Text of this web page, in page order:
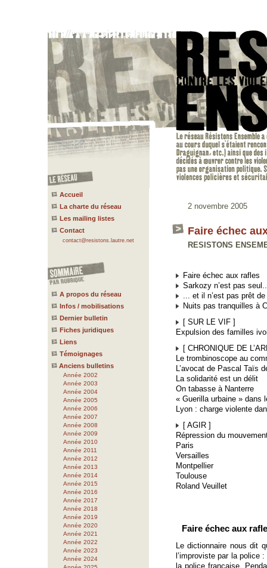
Accueil
La charte du réseau
Les mailing listes
Contact
contact@resistons.lautre.net
A propos du réseau
Infos / mobilisations
Dernier bulletin
Fiches juridiques
Liens
Témoignages
Anciens bulletins
Année 2002
Année 2003
Année 2004
Année 2005
Année 2006
Année 2007
Année 2008
Année 2009
Année 2010
Année 2011
Année 2012
Année 2013
Année 2014
Année 2015
Année 2016
Année 2017
Année 2018
Année 2019
Année 2020
Année 2021
Année 2022
Année 2023
Année 2024
2 novembre 2005
Faire échec
RESISTONS
Faire échec aux rafles
Sarkozy n’est pas
... et il n’est pas prêt
Nuits pas tranquilles à
[ SUR LE VIF ]
Expulsion des familles
[ CHRONIQUE DE
Le trombinoscope au
L’avocat de Pascal Taïs
La solidarité est un délit
On tabasse à Nanterre
« Guerilla urbaine » dans
Lyon : charge violente
[ AGIR ]
Répression du
Paris
Versailles
Montpellier
Toulouse
Roland Veuillet
Faire échec aux
Le dictionnaire nous dit
l’improviste par la police
la police française.